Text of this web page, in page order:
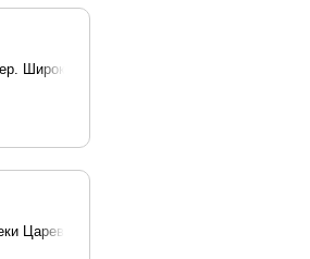
Широкий 1
Царев, д. 1